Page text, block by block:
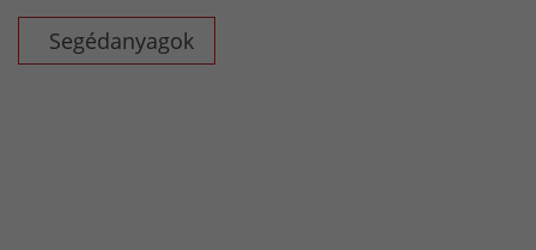
Segédanyagok